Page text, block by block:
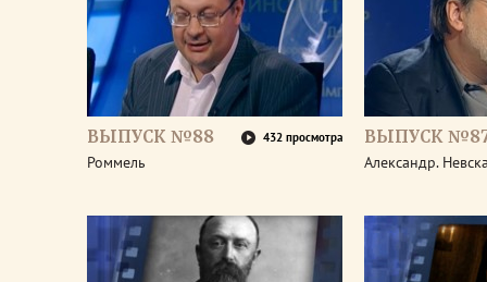
ВЫПУСК №88 432 просмотра
Роммель
ВЫПУСК
Александр.